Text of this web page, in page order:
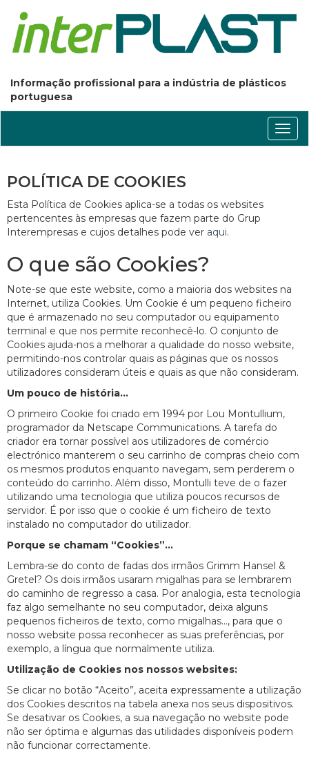
Informação profissional para a indústria de plásticos
portuguesa
POLÍTICA DE COOKIES
Esta Política de Cookies aplica-se a todas os websites
pertencentes às empresas que fazem parte do Grup
Interempresas e cujos detalhes pode ver aqui.
O que são Cookies?
Note-se que este website, como a maioria dos websites na
Internet, utiliza Cookies. Um Cookie é um pequeno ficheiro
que é armazenado no seu computador ou equipamento
terminal e que nos permite reconhecê-lo. O conjunto de
Cookies ajuda-nos a melhorar a qualidade do nosso website,
permitindo-nos controlar quais as páginas que os nossos
utilizadores consideram úteis e quais as que não consideram.
Um pouco de história...
O primeiro Cookie foi criado em 1994 por Lou Montullium,
programador da Netscape Communications. A tarefa do
criador era tornar possível aos utilizadores de comércio
electrónico manterem o seu carrinho de compras cheio com
os mesmos produtos enquanto navegam, sem perderem o
conteúdo do carrinho. Além disso, Montulli teve de o fazer
utilizando uma tecnologia que utiliza poucos recursos de
servidor. É por isso que o cookie é um ficheiro de texto
instalado no computador do utilizador.
Porque se chamam “Cookies”...
Lembra-se do conto de fadas dos irmãos Grimm Hansel &
Gretel? Os dois irmãos usaram migalhas para se lembrarem
do caminho de regresso a casa. Por analogia, esta tecnologia
faz algo semelhante no seu computador, deixa alguns
pequenos ficheiros de texto, como migalhas..., para que o
nosso website possa reconhecer as suas preferências, por
exemplo, a língua que normalmente utiliza.
Utilização de Cookies nos nossos websites:
Se clicar no botão “Aceito”, aceita expressamente a utilização
dos Cookies descritos na tabela anexa nos seus dispositivos.
Se desativar os Cookies, a sua navegação no website pode
não ser óptima e algumas das utilidades disponíveis podem
não funcionar correctamente.